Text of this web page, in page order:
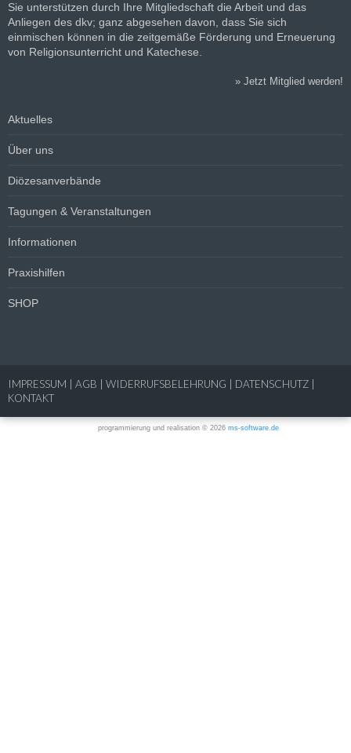
Sie unterstützen durch Ihre Mitgliedschaft die Arbeit und das
Anliegen des dkv; ganz abgesehen davon, dass Sie sich
einmischen können in die zeitgemäße Förderung und Erneuerung
von Religionsunterricht und Katechese.
» Jetzt Mitglied werden!
Aktuelles
Über uns
Diözesanverbände
Tagungen & Veranstaltungen
Informationen
Praxishilfen
SHOP
IMPRESSUM AGB WIDERRUFSBELEHRUNG DATENSCHUTZ
KONTAKT
programmierung und realisation © 2026 ms-software.de